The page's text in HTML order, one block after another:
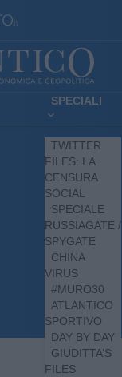
SPECIALI
TWITTER
FILES: LA
CENSURA
SOCIAL
SPECIALE
RUSSIAGATE /
SPYGATE
CHINA
VIRUS
#MURO30
ATLANTICO
SPORTIVO
DAY BY DAY
GIUDITTA’S
FILES